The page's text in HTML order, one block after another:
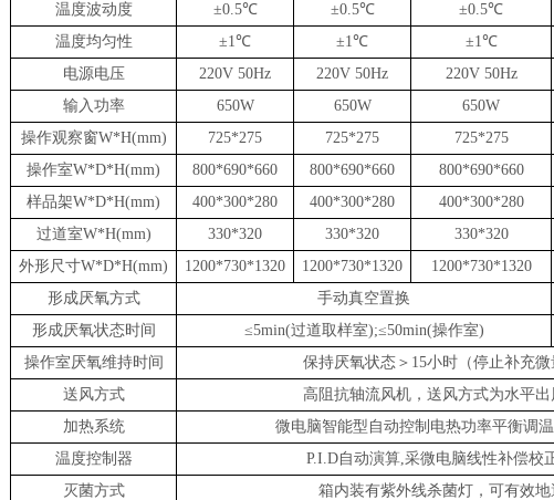
温度波动度
±0.5℃ ±0.5℃ ±0.5℃
温度均匀性 ±1℃ ±1℃ ±1℃
电源电压
220V 50Hz 220V 50Hz 220V 50Hz
输入功率
650W 650W 650W
操作观察窗W*H(mm) 725*275 725*275 725*275
操作室W*D*H(mm) 800*690*660 800*690*660 800*690*660
样品架W*D*H(mm) 400*300*280 400*300*280 400*300*280
过道室W*H(mm) 330*320 330*320 330*320
外形尺寸W*D*H(mm) 1200*730*1320 1200*730*1320 1200*730*1320
形成厌氧方式
手动真空置换
形成厌氧状态时间
≤5min(过道取样室);≤50min(操作室)
操作室厌氧维持时间 保持厌氧状态 ＞ 15小时 （停止补充
送风方式
高阻抗轴流风机，送风方式为水平
加热系统
微电脑智能型自动控制电热功率平衡调温
温度控制器
P.I.D自动演算,采微电脑线性补偿校
灭菌方式
箱内装有紫外线杀菌灯，可有效